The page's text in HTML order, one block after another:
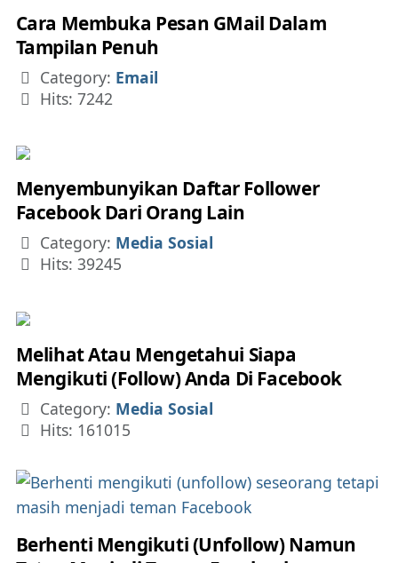
Cara Membuka Pesan GMail Dalam
Tampilan Penuh
Details
Category: Email
Hits: 7242
Menyembunyikan Daftar Follower
Facebook Dari Orang Lain
Details
Category: Media Sosial
Hits: 39245
Melihat Atau Mengetahui Siapa
Mengikuti (Follow) Anda Di Facebook
Details
Category: Media Sosial
Hits: 161015
Berhenti Mengikuti (Unfollow) Namun